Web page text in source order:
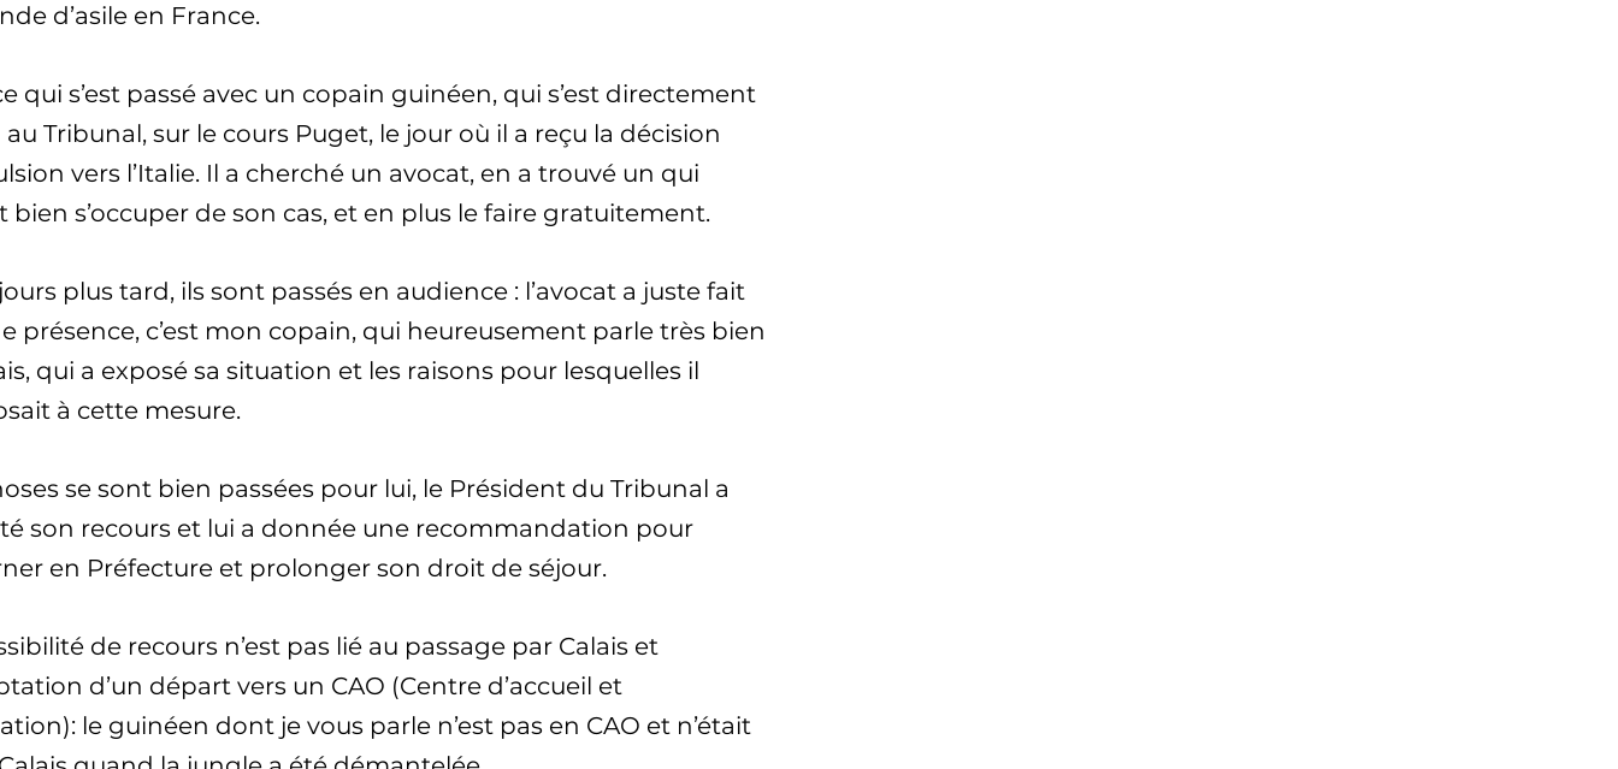
d’asile en France.
qui s’est passé avec un copain guinéen, qui s’est directement
Tribunal, sur le cours Puget, le jour où il a reçu la décision
vers l’Italie. Il a cherché un avocat, en a trouvé un qui
bien s’occuper de son cas, et en plus le faire gratuitement.
plus tard, ils sont passés en audience : l’avocat a juste fait
présence, c’est mon copain, qui heureusement parle très bien
qui a exposé sa situation et les raisons pour lesquelles il
à cette mesure.
se sont bien passées pour lui, le Président du Tribunal a
son recours et lui a donnée une recommandation pour
en Préfecture et prolonger son droit de séjour.
de recours n’est pas lié au passage par Calais et
d’un départ vers un CAO (Centre d’accueil et
le guinéen dont je vous parle n’est pas en CAO et n’était